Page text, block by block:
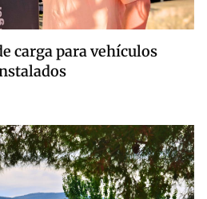
carga para vehículos